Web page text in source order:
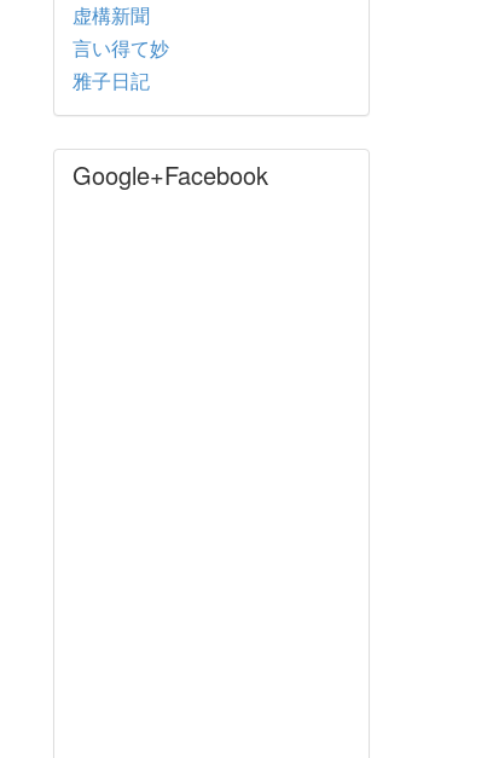
虚構新聞
言い得て妙
雅子日記
Google+Facebook